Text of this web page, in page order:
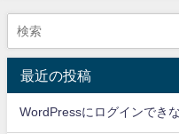
最近の投稿
WordPressにログインでき